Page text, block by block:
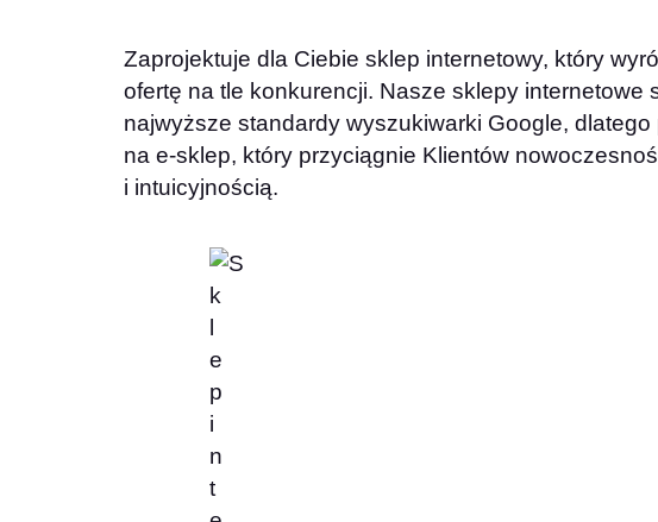
Zaprojektuje dla Ciebie sklep internetowy, który
ofertę na tle konkurencji. Nasze sklepy internetowe
najwyższe standardy wyszukiwarki Google, dlatego
na e-sklep, który przyciągnie Klientów
i intuicyjnością.